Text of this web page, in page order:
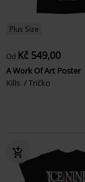
Plus Size
Od Kč 549,00
A Work Of Art Poster
Kills
Tričko